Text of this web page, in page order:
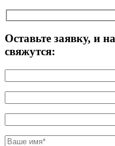
Оставьте заявку, и
свяжутся: